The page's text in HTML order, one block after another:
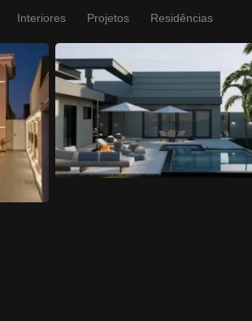
Interiores Projetos Residências